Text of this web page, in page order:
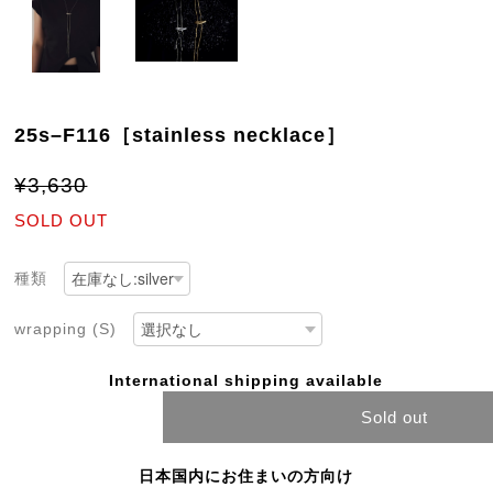
25s–F116［stainless necklace］
¥3,630
SOLD OUT
種類
wrapping (S)
International shipping available
Sold out
日本国内にお住まいの方向け